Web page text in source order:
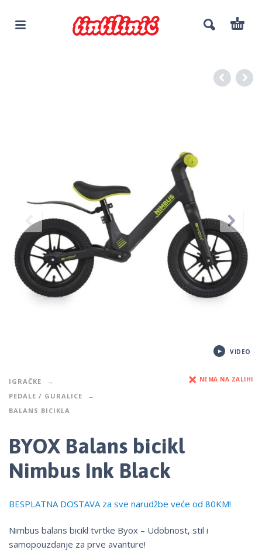
VIDEO
IGRAČKE
PEDALE / GURALICE
BALANS BICIKLA
NEMA NA ZALIHI
BYOX Balans bicikl
Nimbus Ink Black
BESPLATNA DOSTAVA za sve narudžbe veće od 80KM!
Nimbus balans bicikl tvrtke Byox – Udobnost, stil i
samopouzdanje za prve avanture!